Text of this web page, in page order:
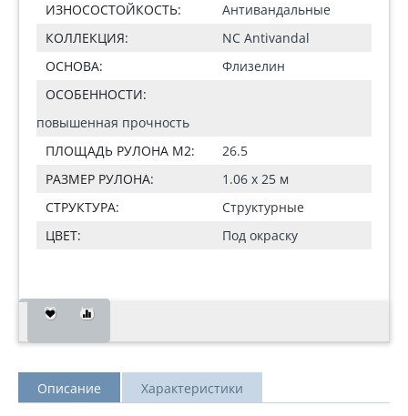
ИЗНОСОСТОЙКОСТЬ:
Антивандальные
КОЛЛЕКЦИЯ:
NC Antivandal
ОСНОВА:
Флизелин
ОСОБЕННОСТИ:
повышенная прочность
ПЛОЩАДЬ РУЛОНА М2:
26.5
РАЗМЕР РУЛОНА:
1.06 x 25 м
СТРУКТУРА:
Структурные
ЦВЕТ:
Под окраску
Описание Характеристики